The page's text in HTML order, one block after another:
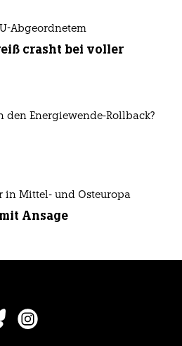
Abgeordnetem
crasht bei voller
den Energiewende-Rollback?
in Mittel- und Osteuropa
Ansage